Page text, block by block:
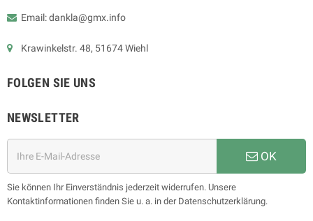
Email: dankla@gmx.info
Krawinkelstr. 48, 51674 Wiehl
FOLGEN SIE UNS
NEWSLETTER
OK
Sie können Ihr Einverständnis jederzeit widerrufen. Unsere
Kontaktinformationen finden Sie u. a. in der Datenschutzerklärung.